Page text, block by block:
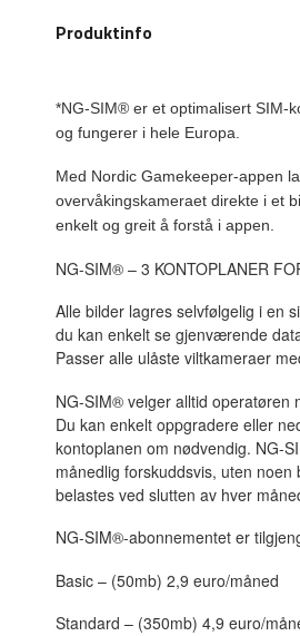
Produktinfo
*NG-SIM® er et optimalisert SIM-
og fungerer i hele Europa.
Med Nordic Gamekeeper-appen
overvåkingskameraet direkte i et
enkelt og greit å forstå i appen.
NG-SIM® – 3 KONTOPLANER
Alle bilder lagres selvfølgelig i en
du kan enkelt se gjenværende
Passer alle ulåste viltkameraer
NG-SIM® velger alltid operatøren
Du kan enkelt oppgradere eller
kontoplanen om nødvendig. NG-
månedlig forskuddsvis, uten noen
belastes ved slutten av hver
NG-SIM®-abonnementet er
Basic – (50mb) 2,9 euro/måned
Standard – (350mb) 4,9 euro/